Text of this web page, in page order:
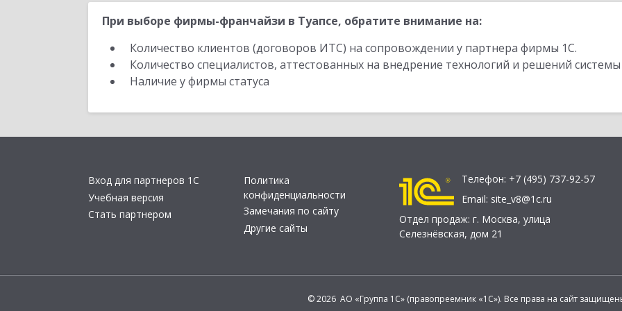
При выборе фирмы-франчайзи в Туапсе, обратите внимание на:
Количество клиентов (договоров ИТС) на сопровождении у партнера фирмы 1С.
Количество специалистов, аттестованных на внедрение технологий и решений
Наличие у фирмы статуса
Вход для партнеров 1С
Учебная версия
Стать партнером
Политика
конфиденциальности
Замечания по сайту
Другие сайты
Телефон: +7 (495) 737-92-57
Email: site_v8@1c.ru
Отдел продаж: г. Москва, улица
Селезнёвская, дом 21
© 2026 АО «Группа 1С» (правопреемник «1С»). Все права на сайт